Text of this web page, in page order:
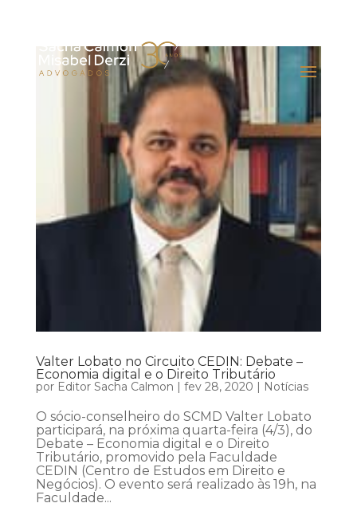
Valter Lobato no Circuito CEDIN: Debate –
Economia digital e o Direito Tributário
por Editor Sacha Calmon fev 28, 2020 Notícias
O sócio-conselheiro do SCMD Valter Lobato
participará, na próxima quarta-feira (4/3), do
Debate – Economia digital e o Direito
Tributário, promovido pela Faculdade
CEDIN (Centro de Estudos em Direito e
Negócios). O evento será realizado às 19h, na
Faculdade...